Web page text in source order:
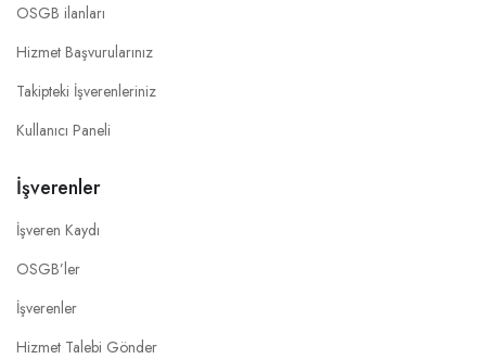
OSGB ilanları
Hizmet Başvurularınız
Takipteki İşverenleriniz
Kullanıcı Paneli
İşverenler
İşveren Kaydı
OSGB’ler
İşverenler
Hizmet Talebi Gönder